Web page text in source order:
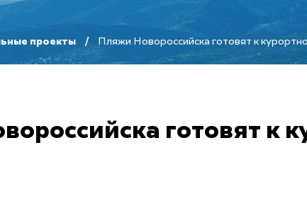
проекты Пляжи Новороссийска готовят к
готовят к